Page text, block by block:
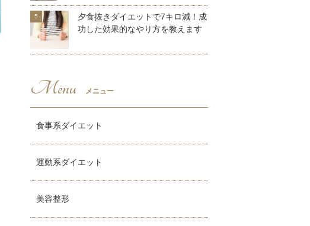
夕食抜きダイエットで7キロ減！成
功した効果的なやり方を教えます
Menu メニュー
食事系ダイエット
運動系ダイエット
美容整形